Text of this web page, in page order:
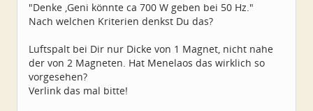
Dabei seit:
06 / 2014
"Denke ,Geni könnte ca 700 W geben bei 50 Hz."
Nach welchen Kriterien denkst Du das?
Luftspalt bei Dir nur Dicke von 1 Magnet, nicht nahe
der von 2 Magneten. Hat Menelaos das wirklich so
vorgesehen?
Verlink das mal bitte!